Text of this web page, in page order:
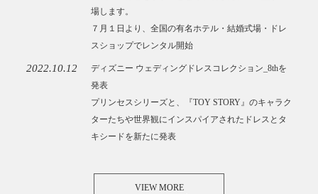
場します。
７月１日より、全国の有名ホテル・結婚式場・ドレ
スショップでレンタル開始
2022.10.12
ディズニー ウェディングドレスコレクション_8thを
発表
プリンセスシリーズと、『TOY STORY』のキャラク
ターたちや世界観にインスパイアされたドレスとタ
キシードを新たに発表
VIEW MORE